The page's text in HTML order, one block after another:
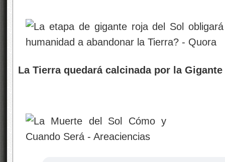
La Tierra quedará calcinada por la